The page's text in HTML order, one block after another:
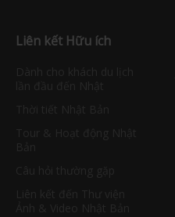
Liên kết Hữu ích